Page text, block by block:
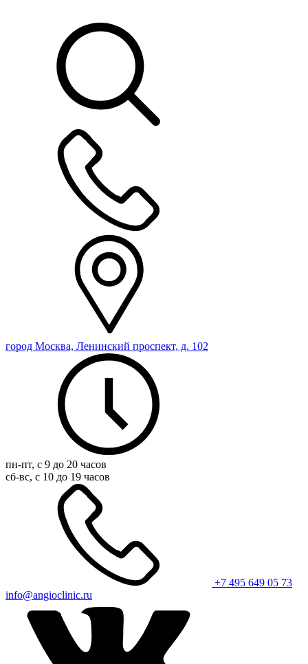
город Москва, Ленинский проспект, д. 102
пн-пт, с 9 до 20 часов
сб-вс, с 10 до 19 часов
+7 495 649 05 73
info@angioclinic.ru